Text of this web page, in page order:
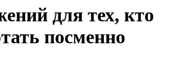
для тех, кто
посменно